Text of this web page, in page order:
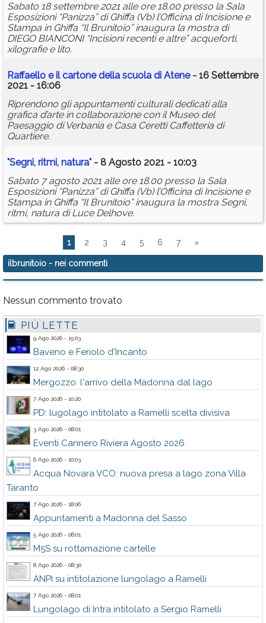
Sabato 18 settembre 2021 alle ore 18.00 presso la Sala
Esposizioni “Panizza” di Ghiffa (Vb) l’Officina di Incisione e
Stampa in Ghiffa “Il Brunitoio” inaugura la mostra di
DIEGO BIANCONI “Incisioni recenti e altre” acqueforti,
xilografie e lito.
Raffaello e il cartone della scuola di Atene- 16 Settembre
2021 - 16:06
Riprendono gli appuntamenti culturali dedicati alla
grafica d’arte in collaborazione con il Museo del
Paesaggio di Verbania e Casa Ceretti Caffetteria di
Quartiere.
"Segni, ritmi, natura" - 8 Agosto 2021 - 10:03
Sabato 7 agosto 2021 alle ore 18.00 presso la Sala
Esposizioni “Panizza” di Ghiffa (Vb) l’Officina di Incisione e
Stampa in Ghiffa “Il Brunitoio” inaugura la mostra Segni,
ritmi, natura di Luce Delhove.
1 2 3 4 5 6 7 »
ilbrunitoio - nei commenti
Nessun commento trovato
PIÙ LETTE
9 Ago 2026 - 15:03
Baveno e Feriolo d'Incanto
12 Ago 2026 - 08:30
Mergozzo: l'arrivo della Madonna dal lago
7 Ago 2026 - 10:20
PD: lugolago intitolato a Ramelli scelta divisiva
3 Ago 2026 - 08:01
Eventi Cannero Riviera Agosto 2026
6 Ago 2026 - 10:03
Acqua Novara VCO: nuova presa a lago zona Villa
Taranto
7 Ago 2026 - 18:06
Appuntamenti a Madonna del Sasso
5 Ago 2026 - 08:01
M5S su rottamazione cartelle
8 Ago 2026 - 08:30
ANPI su intitolazione lungolago a Ramelli
7 Ago 2026 - 08:01
Lungolago di Intra intitolato a Sergio Ramelli